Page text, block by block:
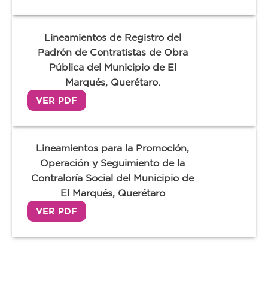
Lineamientos de Registro del
Padrón de Contratistas de Obra
Pública del Municipio de El
Marqués, Querétaro.
VER PDF
Lineamientos para la Promoción,
Operación y Seguimiento de la
Contraloría Social del Municipio de
El Marqués, Querétaro
VER PDF